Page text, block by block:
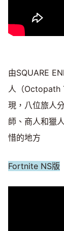
由SQUARE
人（Octopath
現，八位旅人
師、商人和獵
惜的地方
Fortnite NS版